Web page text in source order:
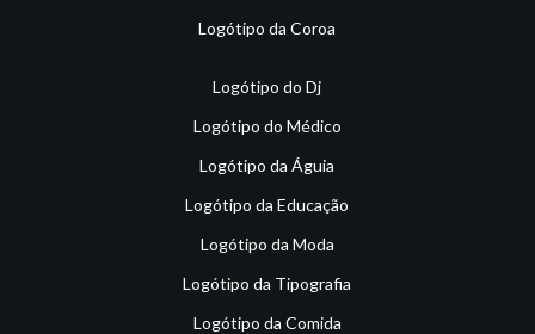
Logótipo da Coroa
Logótipo do Dj
Logótipo do Médico
Logótipo da Águia
Logótipo da Educação
Logótipo da Moda
Logótipo da Tipografia
Logótipo da Comida